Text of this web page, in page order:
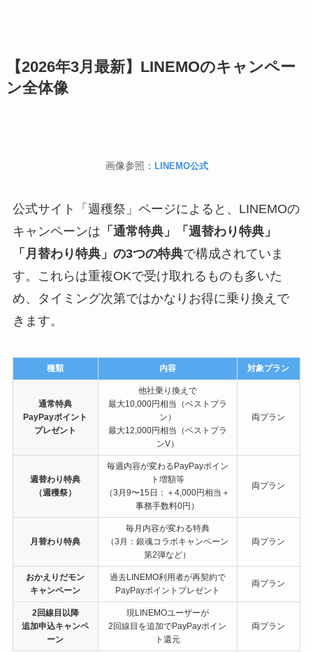
【2026年3月最新】LINEMOのキャンペー
ン全体像
画像参照： LINEMO公式
公式サイト「週穫祭」ページによると、LINEMOの
キャンペーンは 「通常特典」「週替わり特典」
「月替わり特典」の3つの特典で構成されていま
す。これらは重複OKで受け取れるものも多いた
め、タイミング次第ではかなりお得に乗り換えで
きます。
種類 内容 対象プラン
通常特典
PayPayポイント
プレゼント
他社乗り換えで
最大10,000円相当（ベストプラ
ン）
最大12,000円相当（ベストプラ
ンV）
両プラン
週替わり特典
（週穫祭）
毎週内容が変わるPayPayポイン
ト増額等
（3月9〜15日：＋4,000円相当＋
事務手数料0円）
両プラン
月替わり特典
毎月内容が変わる特典
（3月：銀魂コラボキャンペーン
第2弾など）
両プラン
おかえりだモン
キャンペーン
過去LINEMO利用者が再契約で
PayPayポイントプレゼント
両プラン
2回線目以降
追加申込キャンペ
ーン
現LINEMOユーザーが
2回線目を追加でPayPayポイン
ト還元
両プラン